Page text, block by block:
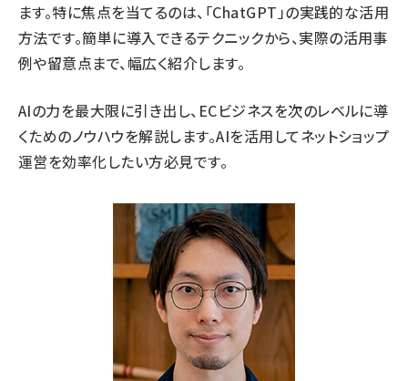
ます。特に焦点を当てるのは、「ChatGPT」の実践的な活用
方法です。簡単に導入できるテクニックから、実際の活用事
例や留意点まで、幅広く紹介します。
AIの力を最大限に引き出し、ECビジネスを次のレベルに導
くためのノウハウを解説します。AIを活用してネットショップ
運営を効率化したい方必見です。